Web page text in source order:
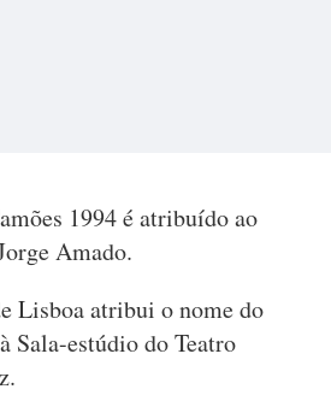
1994 é atribuído ao
Amado.
Lisboa atribui o nome do
Sala-estúdio do Teatro